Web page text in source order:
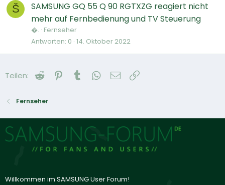
Š
SAMSUNG GQ 55 Q 90 RGTXZG reagiert nicht
mehr auf Fernbedienung und TV Steuerung
�. Fernseher
Antworten 0 14. Oktober 2022
Teilen: Reddit Pinterest
Tumblr WhatsApp
E-Mail
Fernseher
Willkommen im SAMSUNG User Forum!